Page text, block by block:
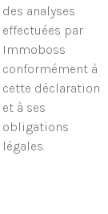
des analyses
effectuées par
Immoboss
conformément à
cette déclaration
et à ses
obligations
légales.